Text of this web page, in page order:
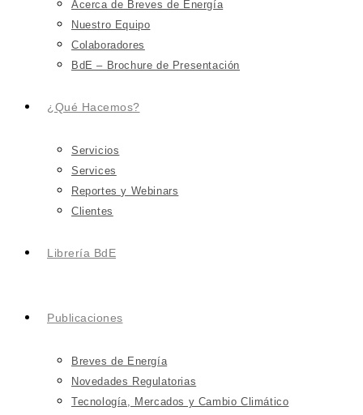
Acerca de Breves de Energía
Nuestro Equipo
Colaboradores
BdE – Brochure de Presentación
¿Qué Hacemos?
Servicios
Services
Reportes y Webinars
Clientes
Librería BdE
Publicaciones
Breves de Energía
Novedades Regulatorias
Tecnología, Mercados y Cambio Climático